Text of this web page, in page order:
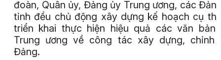
đoàn, Quân ủy, Đảng ủy Trung ương, các
tỉnh đều chủ động xây dựng kế hoạch cụ
triển khai thực hiện hiệu quả các văn bản
Trung ương về công tác xây dựng, chỉnh
Đảng.